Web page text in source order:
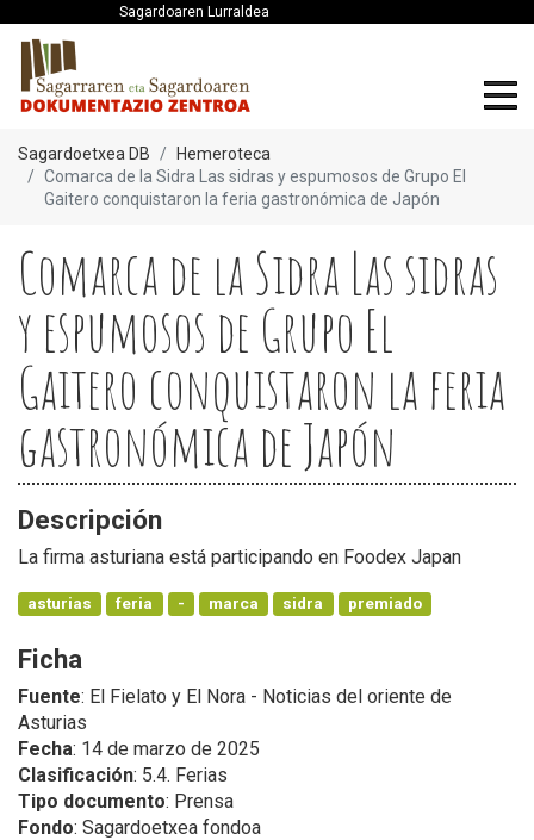
Sagardoaren Lurraldea
Sagardoetxea DB
Hemeroteca
Comarca de la Sidra Las sidras y espumosos de Grupo El
Gaitero conquistaron la feria gastronómica de Japón
Comarca de la Sidra Las sidras
y espumosos de Grupo El
Gaitero conquistaron la feria
gastronómica de Japón
Descripción
La firma asturiana está participando en Foodex Japan
asturias feria - marca sidra premiado
Ficha
Fuente: El Fielato y El Nora - Noticias del oriente de
Asturias
Fecha: 14 de marzo de 2025
Clasificación: 5.4. Ferias
Tipo documento: Prensa
Fondo: Sagardoetxea fondoa